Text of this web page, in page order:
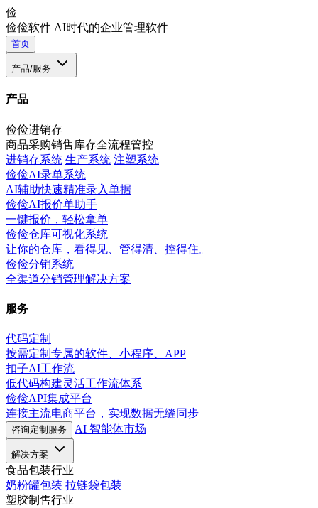
俭
俭俭软件 AI时代的企业管理软件
首页
产品/服务
产品
俭俭进销存
商品采购销售库存全流程管控
进销存系统 生产系统 注塑系统
俭俭AI录单系统
AI辅助快速精准录入单据
俭俭AI报价单助手
一键报价，轻松拿单
俭俭仓库可视化系统
让你的仓库，看得见、管得清、控得住。
俭俭分销系统
全渠道分销管理解决方案
服务
代码定制
按需定制专属的软件、小程序、APP
扣子AI工作流
低代码构建灵活工作流体系
俭俭API集成平台
连接主流电商平台，实现数据无缝同步
咨询定制服务 AI 智能体市场
解决方案
食品包装行业
奶粉罐包装 拉链袋包装
塑胶制售行业